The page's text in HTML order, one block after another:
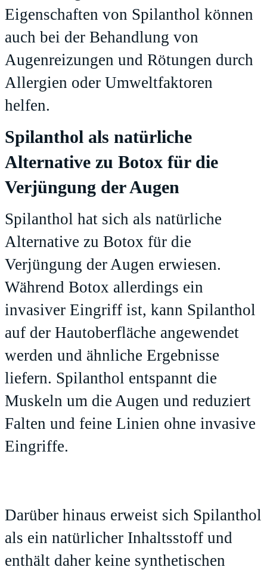
Eigenschaften von Spilanthol können
auch bei der Behandlung von
Augenreizungen und Rötungen durch
Allergien oder Umweltfaktoren
helfen.
Spilanthol als natürliche
Alternative zu Botox für die
Verjüngung der Augen
Spilanthol hat sich als natürliche
Alternative zu Botox für die
Verjüngung der Augen erwiesen.
Während Botox allerdings ein
invasiver Eingriff ist, kann Spilanthol
auf der Hautoberfläche angewendet
werden und ähnliche Ergebnisse
liefern. Spilanthol entspannt die
Muskeln um die Augen und reduziert
Falten und feine Linien ohne invasive
Eingriffe.
Darüber hinaus erweist sich Spilanthol
als ein natürlicher Inhaltsstoff und
enthält daher keine synthetischen